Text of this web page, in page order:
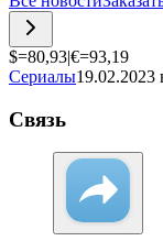
$=80,93|€=93,19
Сериалы19.02.2023
Связь